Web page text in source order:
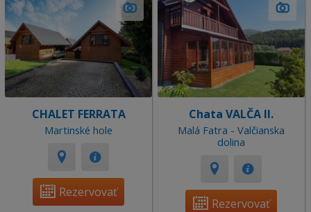
CHALET FERRATA
Martinské hole
Rezervovať
Chata VALČA II.
Malá Fatra - Valčianska
dolina
Rezervovať